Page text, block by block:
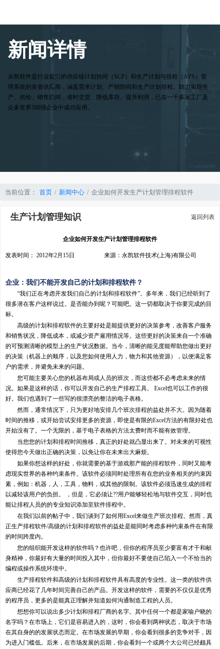
新闻详情
永凯软件是行业前沿的供应链计划协同（SCP）和生产计划与排程（APS）管
理系统的美资供应商，涵盖需求计划、产销协同和生产计划排程。助力实现生
产、供给、销售协同，准时交货、降低库存、提升利润，已在一千多家工厂及
众多世界500强企业中成功应用。
当前位置： 首页 新闻中心 企业如何开发生产计划管理排程软件
生产计划管理知识 返回列表
企业如何开发生产计划管理排程软件
发表时间： 2012年2月15日 来源：永凯软件技术(上海)有限公司
企业：我们不能开发自己的计划和排程软件？
“我们正在考虑开发我们自己的计划和排程软件”。多年来，我们已经听到了
很多潜在客户这样说过。是否能办到呢？可能吧。这一切都取决于你要完成的目
标。
高级的计划和排程软件的主要好处是能提供更好的决策参考，改善客户服务
和销售状况，降低成本，或减少资产雇用情况等。这些更好的决策来自一个准确
的可预测清晰的模型上的生产状况数据。当今，清晰的能见度能帮助您做出更好
的决策（机器上的顺序，以及您如何使用人力，物力和其他资源），以便满足客
户的需求，并避免未来的问题。
您可能主要关心您的机器布局或人员的班次，而这些都不必考虑未来的情
况。如果是这样的话，你可以开发自己的生产排程工具。 Excel也可以工作的很
好。我们也遇到了一些写的很漂亮的整洁的电子表格。
然而，通常情况下，只为更好地安排几个班次排程的益处并不大。因为随着
时间的推移，或开始尝试安排更多的资源，即使是有限的Excel方法的有限好处也
开始没有了。一个无限的，基于电子表格的方法太费时而不能有效管理。
当您您的计划和排程时间推移，真正的好处就凸显出来了。对未来的可视性
使得您今天做出正确的决策，以免让你在未来出大麻烦。
如果你想这样的好处，你就需要的基于游戏那产能的排程软件，同时又能考
虑现实世界的各种约束条件。该软件必须同时处理所有在您的业务相关的约束因
素，例如：机器，人，工具，物料，或其他的限制。该软件必须迅速生成的排程
以减轻该用户的负担。 ，但是，它必须让??用户能够轻松地与软件交互，同时也
能让排程人员的的专业知识添加至软件排程中。
在我们以前的帖子中，我们谈到了如何用Excel来做生产班次排程。然而，真
正生产排程软件/高级的计划和排程软件的益处是能同时考虑多种约束条件在有限
的时间跨度内。
您的组织能开发这样的软件吗？也许吧，但你的程序员至少要富有才干和献
身精神，你最好有大量的时间投入其中，但你最好不要使自己陷入一个不恰当的
编程或操作系统环境中。
生产排程软件和高级的计划和排程软件具有高度的专业性。这一类的软件供
应商已经花了几年时间完善自己的产品。开发这样的软件，需要的不仅仅是优秀
的程序员，更多的是能真正理解并知道如何沟通制造工程的人员。
想想你可以说出多少计划和排程厂商的名字。其中任何一个都是家喻户晓的
名字吗？在市场上，它们是容易进入的，这时，你会看到两种状态，取决于市场
在其自身的的发展状态而定。在市场发展的早期，你会看到很多的竞争对手，因
为进入门槛低。后来，在市场发展的后期，你会看到一个或两个大公司已经颇具